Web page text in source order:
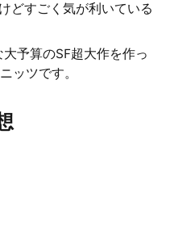
どすごく気が利いている
予算のSF超大作を作っ
ッツです。